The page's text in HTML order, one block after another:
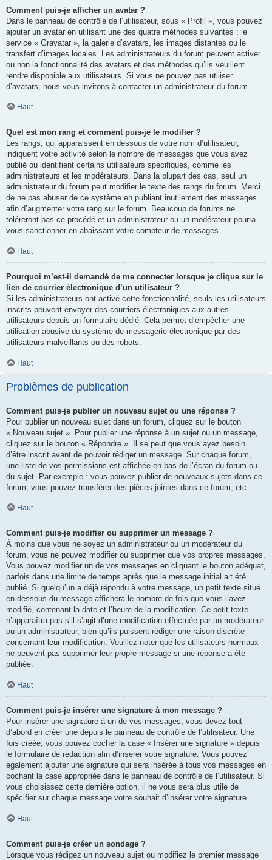
Comment puis-je afficher un avatar ?
Dans le panneau de contrôle de l’utilisateur, sous « Profil », vous pouvez
ajouter un avatar en utilisant une des quatre méthodes suivantes : le
service « Gravatar », la galerie d’avatars, les images distantes ou le
transfert d’images locales. Les administrateurs du forum peuvent activer
ou non la fonctionnalité des avatars et des méthodes qu’ils veuillent
rendre disponible aux utilisateurs. Si vous ne pouvez pas utiliser
d’avatars, nous vous invitons à contacter un administrateur du forum.
Haut
Quel est mon rang et comment puis-je le modifier ?
Les rangs, qui apparaissent en dessous de votre nom d’utilisateur,
indiquent votre activité selon le nombre de messages que vous avez
publié ou identifient certains utilisateurs spécifiques, comme les
administrateurs et les modérateurs. Dans la plupart des cas, seul un
administrateur du forum peut modifier le texte des rangs du forum. Merci
de ne pas abuser de ce système en publiant inutilement des messages
afin d’augmenter votre rang sur le forum. Beaucoup de forums ne
toléreront pas ce procédé et un administrateur ou un modérateur pourra
vous sanctionner en abaissant votre compteur de messages.
Haut
Pourquoi m’est-il demandé de me connecter lorsque je clique sur le
lien de courrier électronique d’un utilisateur ?
Si les administrateurs ont activé cette fonctionnalité, seuls les utilisateurs
inscrits peuvent envoyer des courriers électroniques aux autres
utilisateurs depuis un formulaire dédié. Cela permet d’empêcher une
utilisation abusive du système de messagerie électronique par des
utilisateurs malveillants ou des robots.
Haut
Problèmes de publication
Comment puis-je publier un nouveau sujet ou une réponse ?
Pour publier un nouveau sujet dans un forum, cliquez sur le bouton
« Nouveau sujet ». Pour publier une réponse à un sujet ou un message,
cliquez sur le bouton « Répondre ». Il se peut que vous ayez besoin
d’être inscrit avant de pouvoir rédiger un message. Sur chaque forum,
une liste de vos permissions est affichée en bas de l’écran du forum ou
du sujet. Par exemple : vous pouvez publier de nouveaux sujets dans ce
forum, vous pouvez transférer des pièces jointes dans ce forum, etc.
Haut
Comment puis-je modifier ou supprimer un message ?
À moins que vous ne soyez un administrateur ou un modérateur du
forum, vous ne pouvez modifier ou supprimer que vos propres messages.
Vous pouvez modifier un de vos messages en cliquant le bouton adéquat,
parfois dans une limite de temps après que le message initial ait été
publié. Si quelqu’un a déjà répondu à votre message, un petit texte situé
en dessous du message affichera le nombre de fois que vous l’avez
modifié, contenant la date et l’heure de la modification. Ce petit texte
n’apparaîtra pas s’il s’agit d’une modification effectuée par un modérateur
ou un administrateur, bien qu’ils puissent rédiger une raison discrète
concernant leur modification. Veuillez noter que les utilisateurs normaux
ne peuvent pas supprimer leur propre message si une réponse a été
publiée.
Haut
Comment puis-je insérer une signature à mon message ?
Pour insérer une signature à un de vos messages, vous devez tout
d’abord en créer une depuis le panneau de contrôle de l’utilisateur. Une
fois créée, vous pouvez cocher la case « Insérer une signature » depuis
le formulaire de rédaction afin d’insérer votre signature. Vous pouvez
également ajouter une signature qui sera insérée à tous vos messages en
cochant la case appropriée dans le panneau de contrôle de l’utilisateur. Si
vous choisissez cette dernière option, il ne vous sera plus utile de
spécifier sur chaque message votre souhait d’insérer votre signature.
Haut
Comment puis-je créer un sondage ?
Lorsque vous rédigez un nouveau sujet ou modifiez le premier message